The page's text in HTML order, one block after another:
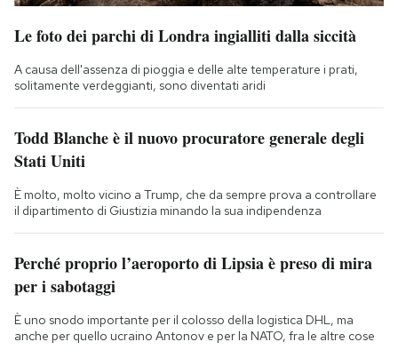
Le foto dei parchi di Londra ingialliti dalla siccità
A causa dell'assenza di pioggia e delle alte temperature i prati,
solitamente verdeggianti, sono diventati aridi
Todd Blanche è il nuovo procuratore generale degli
Stati Uniti
È molto, molto vicino a Trump, che da sempre prova a controllare
il dipartimento di Giustizia minando la sua indipendenza
Perché proprio l’aeroporto di Lipsia è preso di mira
per i sabotaggi
È uno snodo importante per il colosso della logistica DHL, ma
anche per quello ucraino Antonov e per la NATO, fra le altre cose